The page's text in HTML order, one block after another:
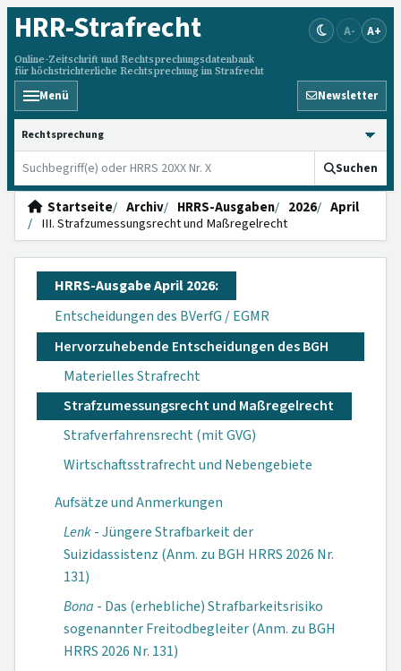
HRR-Strafrecht
Online-Zeitschrift und Rechtsprechungsdatenbank
für höchstrichterliche Rechtsprechung im Strafrecht
A- A+
Menü Newsletter
HRRS durchsuchen
Suchen
Startseite Archiv HRRS-Ausgaben 2026
April
III. Strafzumessungsrecht und Maßregelrecht
HRRS-Ausgabe April 2026:
Entscheidungen des BVerfG / EGMR
Hervorzuhebende Entscheidungen des BGH
Materielles Strafrecht
Strafzumessungsrecht und Maßregelrecht
Strafverfahrensrecht (mit GVG)
Wirtschaftsstrafrecht und Nebengebiete
Aufsätze und Anmerkungen
Lenk- Jüngere Strafbarkeit der
Suizidassistenz (Anm. zu BGH HRRS 2026 Nr.
131)
Bona - Das (erhebliche) Strafbarkeitsrisiko
sogenannter Freitodbegleiter (Anm. zu BGH
HRRS 2026 Nr. 131)